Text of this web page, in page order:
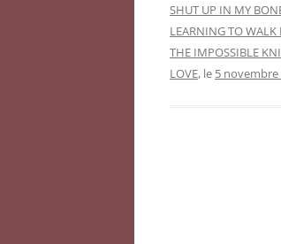
SHUT UP IN MY
LEARNING TO WALK
THE IMPOSSIBLE
LOVE, le 5 novembre